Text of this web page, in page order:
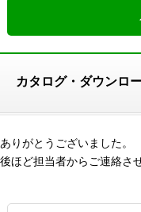
カタログ・ダウンロ
ありがとうございました。
後ほど担当者からご連絡さ